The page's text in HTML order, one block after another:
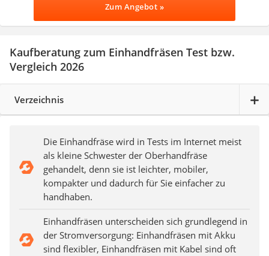
Zum Angebot »
Kaufberatung zum Einhandfräsen Test bzw.
Vergleich 2026
Verzeichnis
Die Einhandfräse wird in Tests im Internet meist
als kleine Schwester der Oberhandfräse
gehandelt, denn sie ist leichter, mobiler,
kompakter und dadurch für Sie einfacher zu
handhaben.
Einhandfräsen unterscheiden sich grundlegend in
der Stromversorgung: Einhandfräsen mit Akku
sind flexibler, Einhandfräsen mit Kabel sind oft